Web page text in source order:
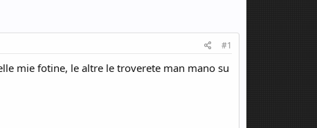
#1
mie fotine, le altre le troverete man mano su